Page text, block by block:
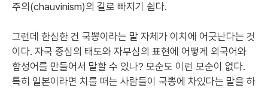
주의(chauvinism)의 길로 빠지기 쉽다.
그런데 한심한 건 국뽕이라는 말 자체가 이치에 어긋난다는 것
이다. 자국 중심의 태도와 자부심의 표현에 어떻게 외국어와
합성어를 만들어서 말할 수 있나? 모순도 이런 모순이 없다.
특히 일본이라면 치를 떠는 사람들이 국뽕에 차있다는 말을 하